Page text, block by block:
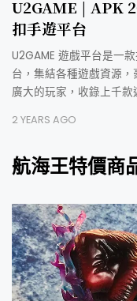
U2GAME | APK
扣手遊平台
U2GAME 遊戲平台是一
台，集結各種遊戲資源
廣大的玩家，收錄上千款
2 YEARS AGO
航海王特價商